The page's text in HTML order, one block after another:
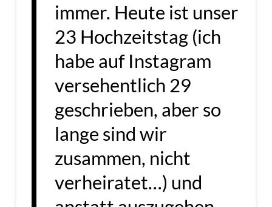
immer. Heute ist unser
23 Hochzeitstag (ich
habe auf Instagram
versehentlich 29
geschrieben, aber so
lange sind wir
zusammen, nicht
verheiratet…) und